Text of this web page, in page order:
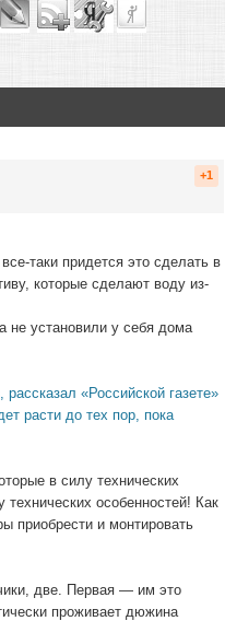
+1
таки придется это сделать в
которые сделают воду из-
не установили у себя дома
«Российской газете»
расти до тех пор, пока
в силу технических
особенностей! Как
приобрести и монтировать
две. Первая — им это
проживает дюжина